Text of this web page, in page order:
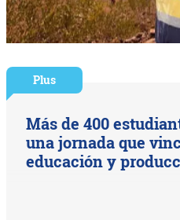
Plus
Más de 400
una jornada que
educación y